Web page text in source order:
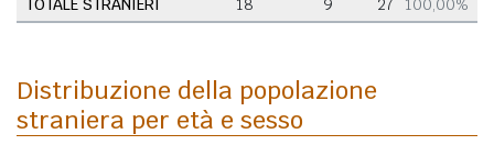
TOTALE STRANIERI 18 9 27 100,00%
Distribuzione della popolazione
straniera per età e sesso